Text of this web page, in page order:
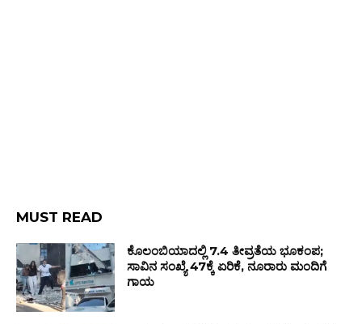
MUST READ
ಕೊಲಂಬಿಯಾದಲ್ಲಿ 7.4 ತೀವ್ರತೆಯ ಭೂಕಂಪ;
ಸಾವಿನ ಸಂಖ್ಯೆ 47ಕ್ಕೆ ಏರಿಕೆ, ನೂರಾರು ಮಂದಿಗೆ
ಗಾಯ